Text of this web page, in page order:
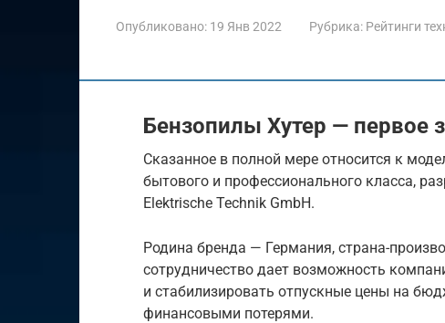
Опубликовано: 19 Янв 2022 Рубрика: Рейтинги
Бензопилы Хутер — первое
Сказанное в полной мере относится к
бытового и профессионального класса,
Elektrische Technik GmbH.
Родина бренда — Германия, страна-
сотрудничество дает возможность
и стабилизировать отпускные цены на
финансовыми потерями.